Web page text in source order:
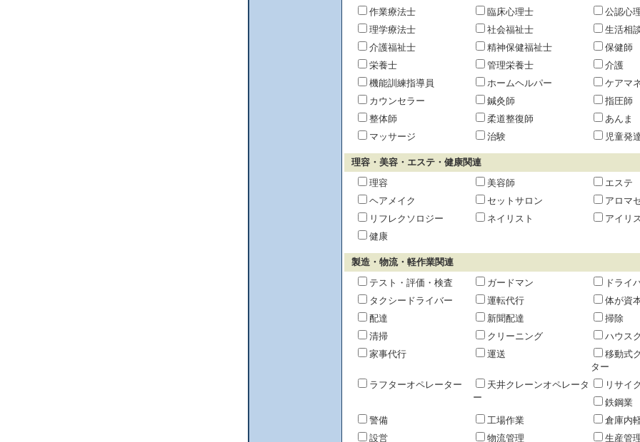
作業療法士
臨床心理士
公認心
理学療法士
社会福祉士
生活相
介護福祉士
精神保健福祉士
保健師
栄養士
管理栄養士
介護
機能訓練指導員
ホームヘルパー
ケアマ
カウンセラー
鍼灸師
指圧師
整体師
柔道整復師
あんま
マッサージ
治験 児童発
理容・美容・エステ・健康関連
理容
美容師
エステ
ヘアメイク
セットサロン
アロマ
リフレクソロジー
ネイリスト
アイリ
健康
製造・物流・軽作業関連
テスト・評価・検査
ガードマン
ドライ
タクシードライバー
運転代行
体が資
配達
新聞配達
掃除
清掃
クリーニング
ハウス
家事代行
運送
移動式
ター
ラフターオペレーター
天井クレーンオペレータ
ー
リサイ
鉄鋼業
警備
工場作業
倉庫内
設営
物流管理 生産管